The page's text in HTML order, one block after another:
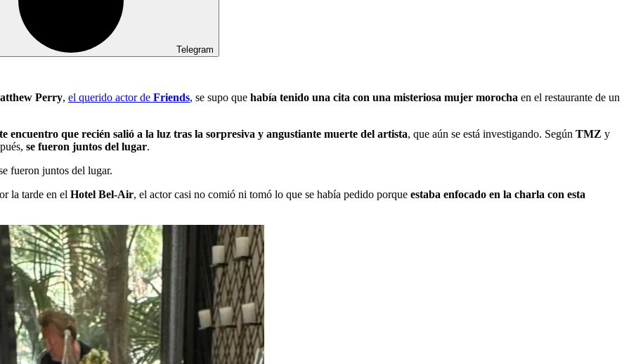
Telegram
Perry, el querido actor de Friends, se supo que había tenido una cita con una misteriosa mujer morocha en el restaurante de un
encuentro que recién salió a la luz tras la sorpresiva y angustiante muerte del artista, que aún se está investigando. Según TMZ y
se fueron juntos del lugar.
fueron juntos del lugar.
la tarde en el Hotel Bel-Air, el actor casi no comió ni tomó lo que se había pedido porque estaba enfocado en la charla con esta